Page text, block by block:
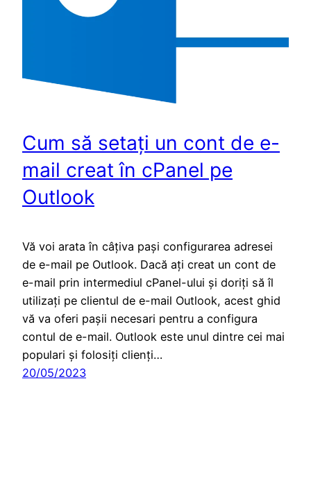
Cum să setați un cont de e-
mail creat în cPanel pe
Outlook
Vă voi arata în câțiva pași configurarea adresei
de e-mail pe Outlook. Dacă ați creat un cont de
e-mail prin intermediul cPanel-ului și doriți să îl
utilizați pe clientul de e-mail Outlook, acest ghid
vă va oferi pașii necesari pentru a configura
contul de e-mail. Outlook este unul dintre cei mai
populari și folosiți clienți…
20/05/2023